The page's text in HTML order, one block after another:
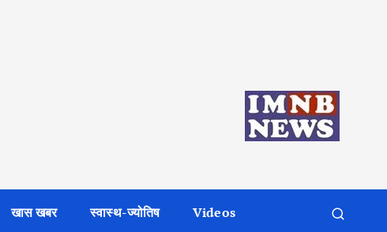
खास खबर स्वास्थ-ज्योतिष Videos